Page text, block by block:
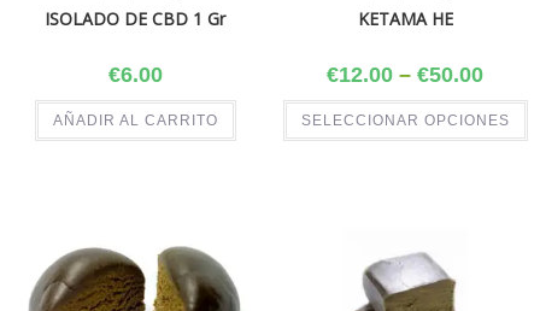
ISOLADO DE CBD 1 Gr
€6.00
AÑADIR AL CARRITO
KETAMA HE
€12.00 – €50.00
SELECCIONAR OPCIONES